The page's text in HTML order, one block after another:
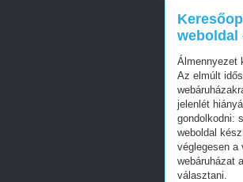
weboldal
Álmennyezet
Az elmúlt
jelenlét
gondolkodni:
weboldal
véglegesen a
webáruházat
választani.